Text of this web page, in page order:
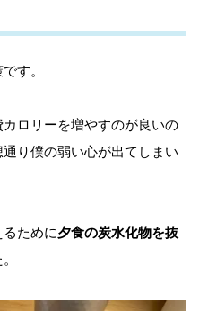
す。
ロリーを増やすのが良いの
り僕の弱い心が出てしまい
ために夕食の炭水化物を抜